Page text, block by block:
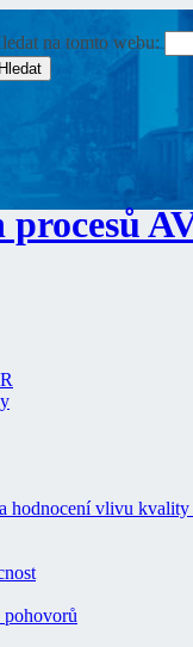
na tomto webu:
hodnocení vlivu
pohovorů